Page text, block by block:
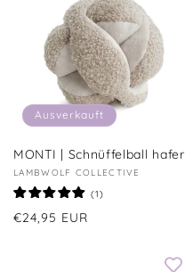
Ausverkauft
MONTI | Schnüffelball hafer
Anbieter:
LAMBWOLF COLLECTIVE
(1)1
Normaler
€24,95 EUR